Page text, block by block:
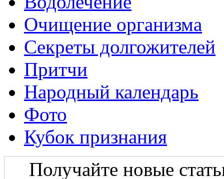
Очищение организма
Секреты долгожителей
Притчи
Народный календарь
Фото
Кубок признания
Получайте новые